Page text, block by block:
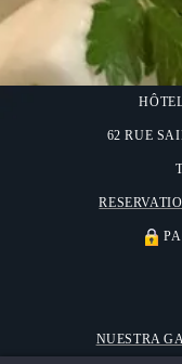
62 RUE
NUESTRA